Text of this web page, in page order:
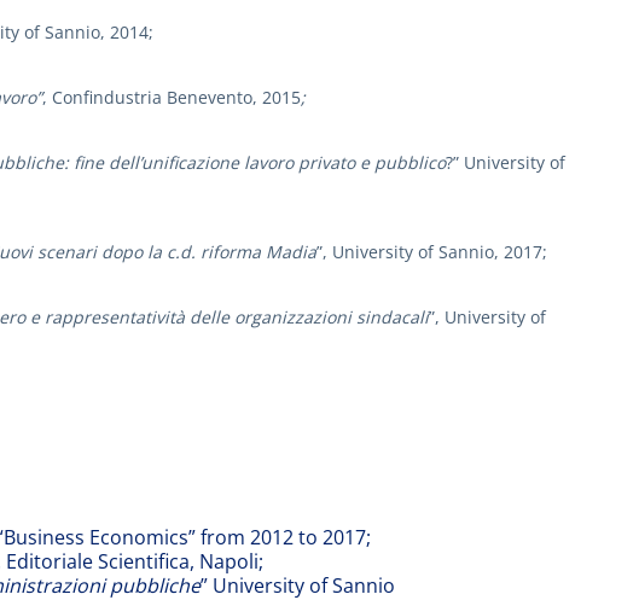
of Sannio, 2014;
, Confindustria Benevento, 2015;
fine dell’unificazione lavoro privato e pubblico?” University of
scenari dopo la c.d. riforma Madia”, University of Sannio, 2017;
e rappresentatività delle organizzazioni sindacali”, University of
Economics” from 2012 to 2017;
Scientifica, Napoli;
pubbliche” University of Sannio